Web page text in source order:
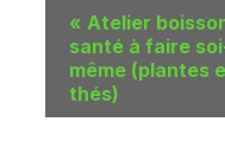
« Atelier
santé à faire
même (plantes
thés)